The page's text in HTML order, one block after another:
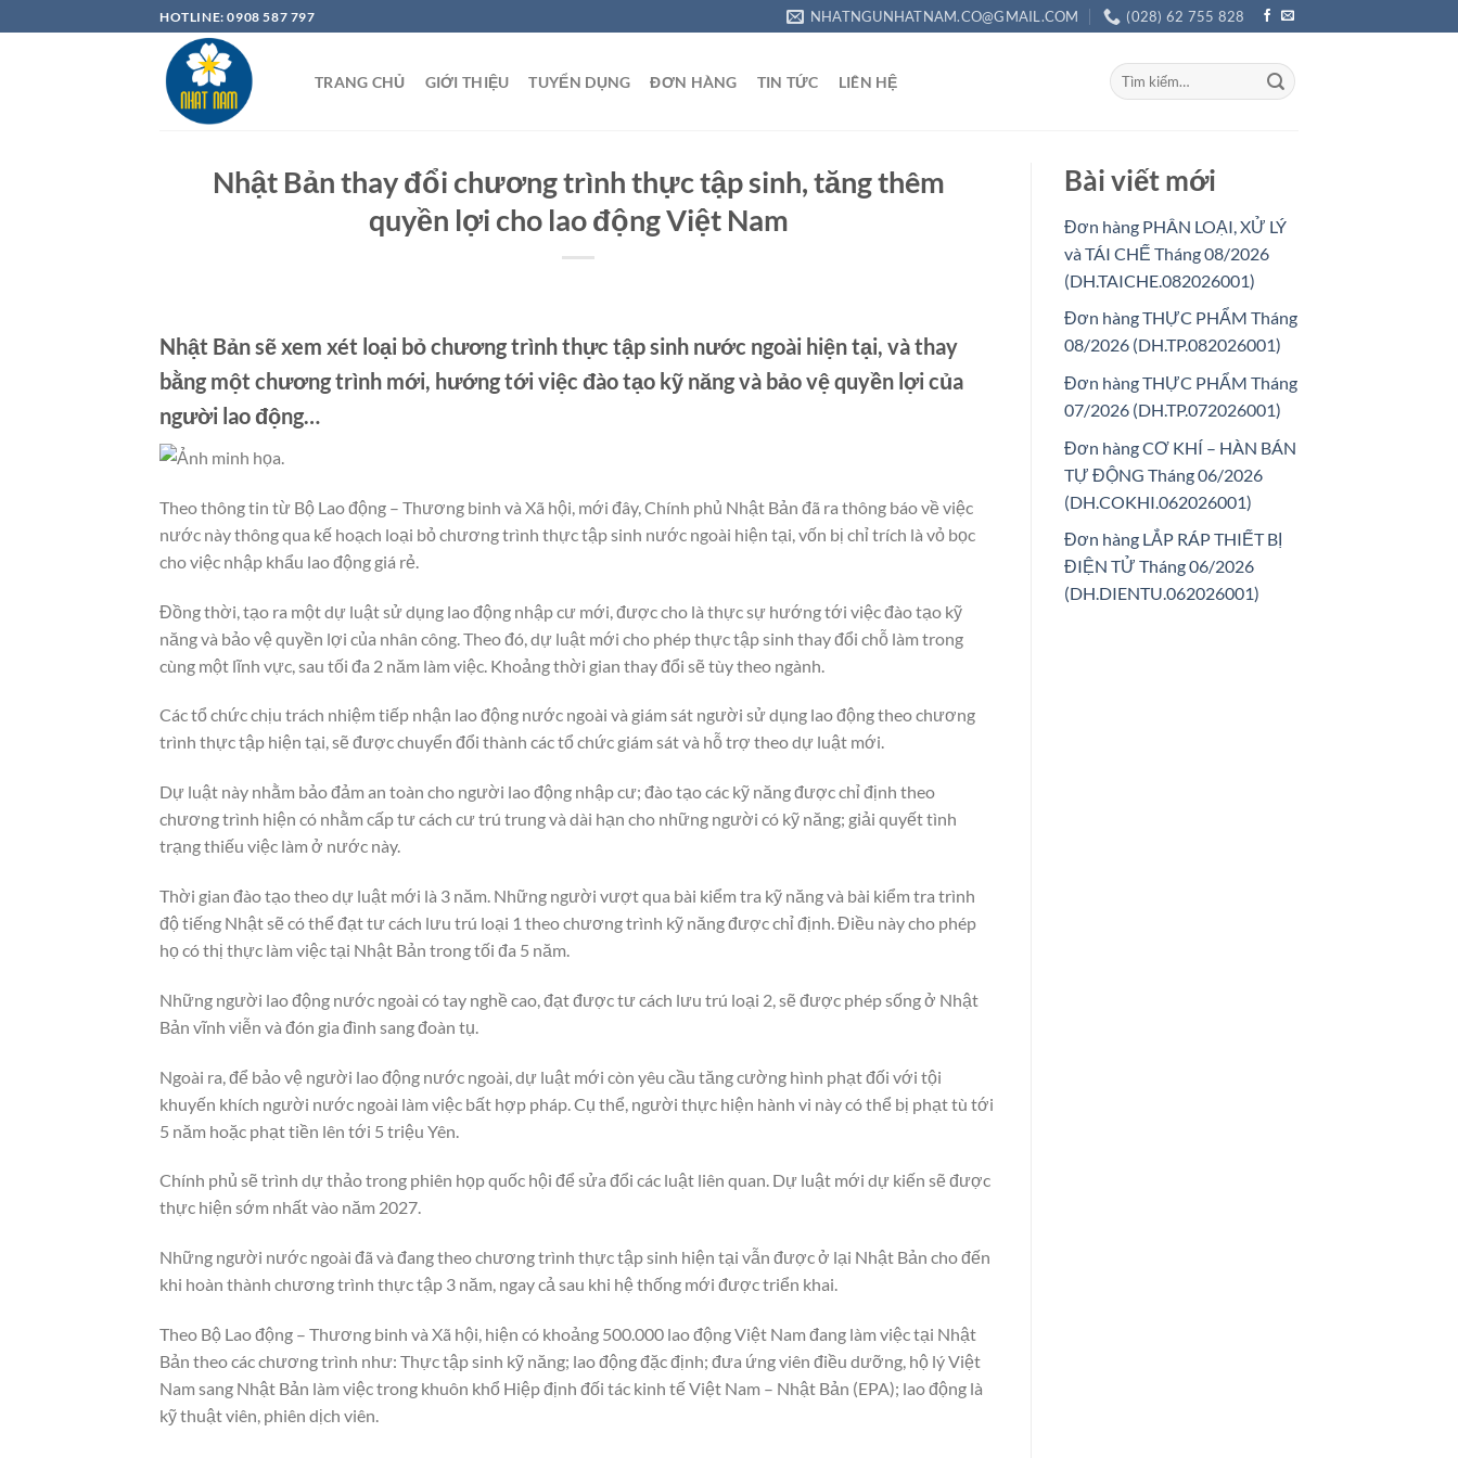
đến
HOTLINE: 0908 587 797 NHATNGUNHATNAM.CO@GMAIL.COM (028) 62 755 828
TRANG CHỦ GIỚI THIỆU TUYỂN DỤNG ĐƠN HÀNG TIN TỨC LIÊN HỆ
Nhật Bản thay đổi chương trình thực tập sinh, tăng thêm
quyền lợi cho lao động Việt Nam
Nhật Bản sẽ xem xét loại bỏ chương trình thực tập sinh nước ngoài hiện tại, và thay
bằng một chương trình mới, hướng tới việc đào tạo kỹ năng và bảo vệ quyền lợi của
người lao động…
Theo thông tin từ Bộ Lao động – Thương binh và Xã hội, mới đây, Chính phủ Nhật Bản đã ra thông báo về việc
nước này thông qua kế hoạch loại bỏ chương trình thực tập sinh nước ngoài hiện tại, vốn bị chỉ trích là vỏ bọc
cho việc nhập khẩu lao động giá rẻ.
Đồng thời, tạo ra một dự luật sử dụng lao động nhập cư mới, được cho là thực sự hướng tới việc đào tạo kỹ
năng và bảo vệ quyền lợi của nhân công. Theo đó, dự luật mới cho phép thực tập sinh thay đổi chỗ làm trong
cùng một lĩnh vực, sau tối đa 2 năm làm việc. Khoảng thời gian thay đổi sẽ tùy theo ngành.
Các tổ chức chịu trách nhiệm tiếp nhận lao động nước ngoài và giám sát người sử dụng lao động theo chương
trình thực tập hiện tại, sẽ được chuyển đổi thành các tổ chức giám sát và hỗ trợ theo dự luật mới.
Dự luật này nhằm bảo đảm an toàn cho người lao động nhập cư; đào tạo các kỹ năng được chỉ định theo
chương trình hiện có nhằm cấp tư cách cư trú trung và dài hạn cho những người có kỹ năng; giải quyết tình
trạng thiếu việc làm ở nước này.
Thời gian đào tạo theo dự luật mới là 3 năm. Những người vượt qua bài kiểm tra kỹ năng và bài kiểm tra trình
độ tiếng Nhật sẽ có thể đạt tư cách lưu trú loại 1 theo chương trình kỹ năng được chỉ định. Điều này cho phép
họ có thị thực làm việc tại Nhật Bản trong tối đa 5 năm.
Những người lao động nước ngoài có tay nghề cao, đạt được tư cách lưu trú loại 2, sẽ được phép sống ở Nhật
Bản vĩnh viễn và đón gia đình sang đoàn tụ.
Ngoài ra, để bảo vệ người lao động nước ngoài, dự luật mới còn yêu cầu tăng cường hình phạt đối với tội
khuyến khích người nước ngoài làm việc bất hợp pháp. Cụ thể, người thực hiện hành vi này có thể bị phạt tù tới
5 năm hoặc phạt tiền lên tới 5 triệu Yên.
Chính phủ sẽ trình dự thảo trong phiên họp quốc hội để sửa đổi các luật liên quan. Dự luật mới dự kiến sẽ được
thực hiện sớm nhất vào năm 2027.
Những người nước ngoài đã và đang theo chương trình thực tập sinh hiện tại vẫn được ở lại Nhật Bản cho đến
khi hoàn thành chương trình thực tập 3 năm, ngay cả sau khi hệ thống mới được triển khai.
Theo Bộ Lao động – Thương binh và Xã hội, hiện có khoảng 500.000 lao động Việt Nam đang làm việc tại Nhật
Bản theo các chương trình như: Thực tập sinh kỹ năng; lao động đặc định; đưa ứng viên điều dưỡng, hộ lý Việt
Nam sang Nhật Bản làm việc trong khuôn khổ Hiệp định đối tác kinh tế Việt Nam – Nhật Bản (EPA); lao động là
kỹ thuật viên, phiên dịch viên.
Bài viết mới
Đơn hàng PHÂN LOẠI, XỬ LÝ
và TÁI CHẾ Tháng 08/2026
(DH.TAICHE.082026001)
Đơn hàng THỰC PHẨM Tháng
08/2026 (DH.TP.082026001)
Đơn hàng THỰC PHẨM Tháng
07/2026 (DH.TP.072026001)
Đơn hàng CƠ KHÍ – HÀN BÁN
TỰ ĐỘNG Tháng 06/2026
(DH.COKHI.062026001)
Đơn hàng LẮP RÁP THIẾT BỊ
ĐIỆN TỬ Tháng 06/2026
(DH.DIENTU.062026001)